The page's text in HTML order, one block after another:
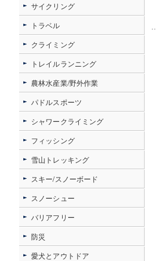
サイクリング
トラベル
クライミング
トレイルランニング
農林水産業/野外作業
パドルスポーツ
シャワークライミング
フィッシング
雪山トレッキング
スキー/スノーボード
スノーシュー
バリアフリー
防災
愛犬とアウトドア